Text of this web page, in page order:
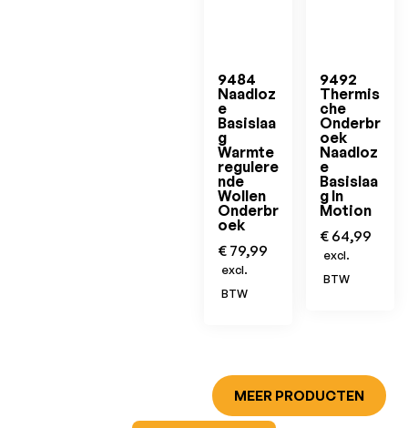
9484
Naadloz
e
Basislaa
g
Warmte
regulere
nde
Wollen
Onderbr
oek
€ 79,99
excl.
BTW
9492
Thermis
che
Onderbr
oek
Naadloz
e
Basislaa
g In
Motion
€ 64,99
excl.
BTW
MEER PRODUCTEN